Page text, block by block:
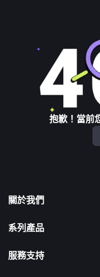
抱歉！當前
關於我們
系列產品
服務支持